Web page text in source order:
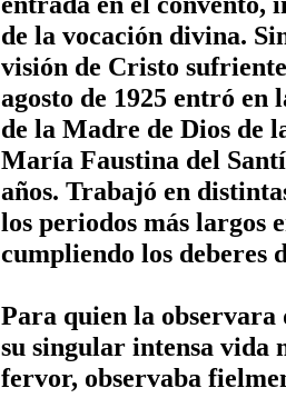
de la vocación divina.
visión de Cristo
agosto de 1925 entró en
de la Madre de Dios de
María Faustina del
años. Trabajó en
los periodos más largos
cumpliendo los
Para quien la observara
su singular intensa vida
fervor, observaba